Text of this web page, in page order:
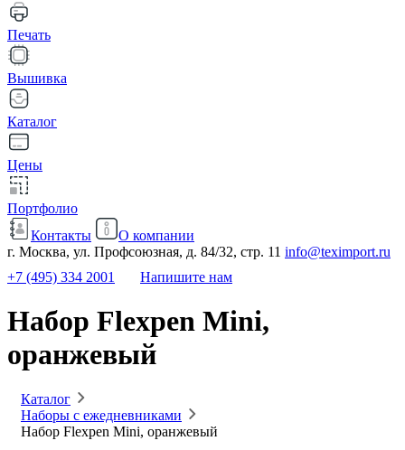
Печать
Вышивка
Каталог
Цены
Портфолио
Контакты
О компании
г. Москва, ул. Профсоюзная, д. 84/32, стр. 11 info@teximport.ru
+7 (495) 334 2001
Напишите нам
Набор Flexpen Mini,
оранжевый
Каталог
Наборы с ежедневниками
Набор Flexpen Mini, оранжевый